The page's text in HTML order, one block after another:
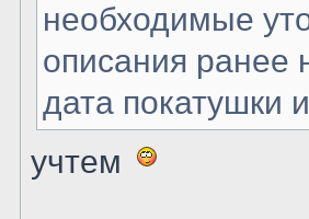
необходимые
описания ранее
дата покатушки
учтем